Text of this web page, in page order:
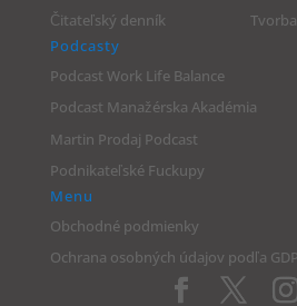
Čitateľský denník
Podcasty
Podcast Work Life Balance
Podcast Manažérska Akadémia
Martin Prodaj Podcast
Podnikateľské Fuckupy
Menu
Obchodné podmienky
Ochrana osobných údajov podľa